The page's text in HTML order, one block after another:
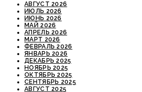
АВГУСТ 2026
ИЮЛЬ 2026
ИЮНЬ 2026
МАЙ 2026
АПРЕЛЬ 2026
МАРТ 2026
ФЕВРАЛЬ 2026
ЯНВАРЬ 2026
ДЕКАБРЬ 2025
НОЯБРЬ 2025
ОКТЯБРЬ 2025
СЕНТЯБРЬ 2025
АВГУСТ 2025